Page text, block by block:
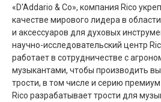
«D'Addario & Co», компания Rico
качестве мирового лидера в
и аксессуаров для духовых
научно-исследовательский центр
работает в сотрудничестве с
музыкантами, чтобы производить
трости, в том числе и серию
Rico разрабатывает трости для